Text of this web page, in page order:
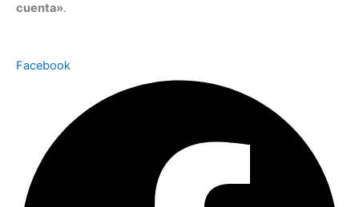
cuenta».
Facebook